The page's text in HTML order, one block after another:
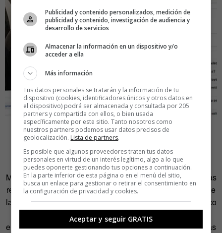
Seis: ¿Tienen amigos en las redes?
Muchos políticos -la mayoría de hecho- parecen estar en las
redes porque toca, porque tienen que estar, no tanto porque
las usen de normal o sepan de qué van. Es muy sintomático
que las cuentas y perfiles las manejen los equipos
electorales de los candidatos y no ellos mismos, cuando las
Publicidad y contenido personalizados, medición de
publicidad y contenido, investigación de audiencia y
desarrollo de servicios
Almacenar la información en un dispositivo y/o
acceder a ella
Más información
Tus datos personales se tratarán y la información de tu
dispositivo (cookies, identificadores únicos y otros datos en
el dispositivo) podrá ser almacenada y consultada por 205
partners y compartida con ellos, o bien usada
específicamente por este sitio. Tanto nosotros como
nuestros partners podemos usar datos precisos de
geolocalización. Lista de partners.
Es posible que algunos proveedores traten tus datos
personales en virtud de un interés legítimo, algo a lo que
puedes oponerte gestionando tus opciones a continuación.
En la parte inferior de esta página o en el menú del sitio,
busca un enlace para gestionar o retirar el consentimiento en
la configuración de privacidad y cookies.
Aceptar y seguir GRATIS